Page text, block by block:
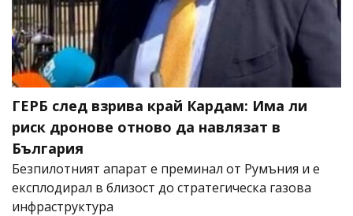
ГЕРБ след взрива край Кардам: Има ли
риск дронове отново да навлязат в
България
Безпилотният апарат е преминал от Румъния и е
експлодирал в близост до стратегическа газова
инфраструктура